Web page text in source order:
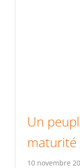
Un
maturité
10 novembre